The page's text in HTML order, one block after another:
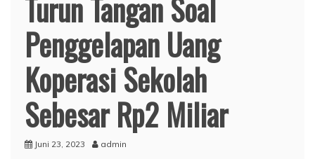
Turun Tangan Soal
Penggelapan Uang
Koperasi Sekolah
Sebesar Rp2 Miliar
Juni 23, 2023 admin